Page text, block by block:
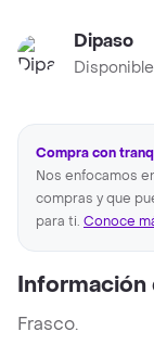
Dipaso
Compra con
Nos enfocamos
compras y que
para ti. Conoce
Frasco.